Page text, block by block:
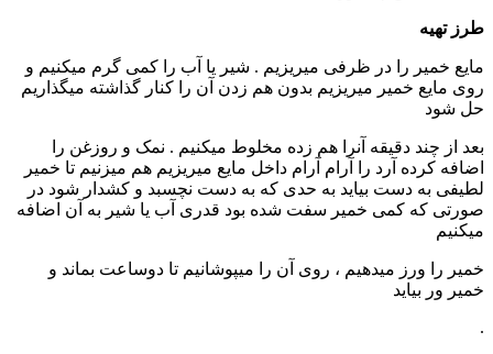
طرز تهیه
مایع خمیر را در ظرفی میریزیم . شیر یا آب را کمی گرم میکنیم و
روی مایع خمیر میریزیم بدون هم زدن آن را کنار گذاشته میگذاریم
حل شود
بعد از چند دقیقه آنرا هم زده مخلوط میکنیم . نمک و روزغن را
اضافه کرده آرد را آرام آرام داخل مایع میریزیم هم میزنیم تا خمیر
لطیفی به دست بیاید به حدی که به دست نچسبد و کشدار شود در
صورتی که کمی خمیر سفت شده بود قدری آب یا شیر به آن اضافه
میکنیم
خمیر را ورز میدهیم ، روی آن را میپوشانیم تا دوساعت بماند و
خمیر ور بیاید
.